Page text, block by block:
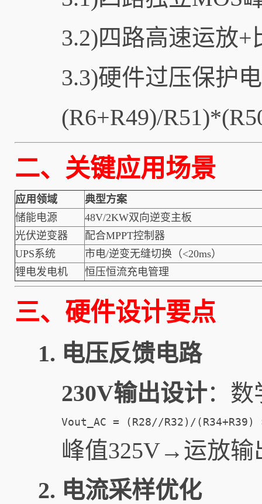
3.2)四路高速运放
3.3)硬件过压保护
(R6+R49)/
二、关键应用场景
应用领域
典型方案
储能电源
48V/2KW双向逆变主板
光伏逆变器
配合MPPT控制器
UPS系统
市电/逆变无缝切换（<20ms）
锂电发电机
恒压恒流充电管理
三、硬件设计要点
1. 电压反馈电路
230V输出设计：
Vout_AC = (R28//R32)/
峰值325V→运放输
2. 电流采样优化